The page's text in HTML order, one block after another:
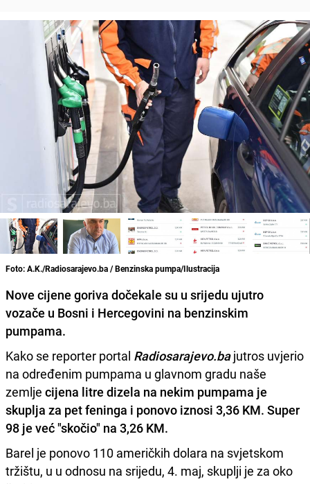
Foto: A.K./Radiosarajevo.ba / Benzinska pumpa/Ilustracija
Nove cijene goriva dočekale su u srijedu ujutro
vozače u Bosni i Hercegovini na benzinskim
pumpama.
Kako se reporter portal Radiosarajevo.ba jutros uvjerio
na određenim pumpama u glavnom gradu naše
zemlje cijena litre dizela na nekim pumpama je
skuplja za pet feninga i ponovo iznosi 3,36 KM. Super
98 je već "skočio" na 3,26 KM.
Barel je ponovo 110 američkih dolara na svjetskom
tržištu, u u odnosu na srijedu, 4. maj, skuplji je za oko